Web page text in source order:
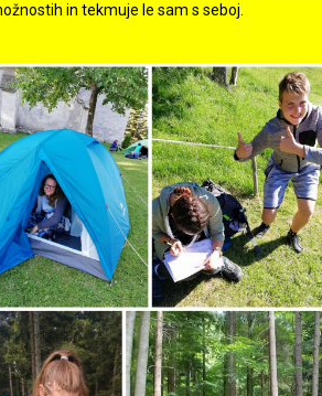
in tekmuje le sam s seboj.